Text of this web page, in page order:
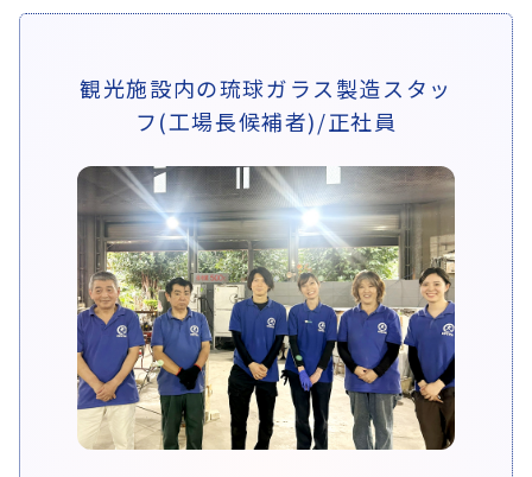
観光施設内の琉球ガラス製造スタッ
フ(工場長候補者)/正社員